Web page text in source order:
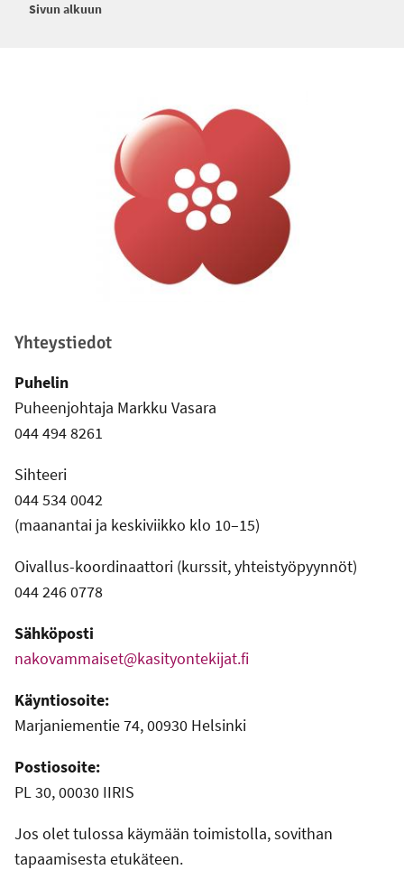
Sivun alkuun
Yhteystiedot
Puhelin
Puheenjohtaja Markku Vasara
044 494 8261
Sihteeri
044 534 0042
(maanantai ja keskiviikko klo 10–15)
Oivallus-koordinaattori (kurssit, yhteistyöpyynnöt)
044 246 0778
Sähköposti
nakovammaiset@kasityontekijat.fi
Käyntiosoite:
Marjaniementie 74, 00930 Helsinki
Postiosoite:
PL 30, 00030 IIRIS
Jos olet tulossa käymään toimistolla, sovithan
tapaamisesta etukäteen.